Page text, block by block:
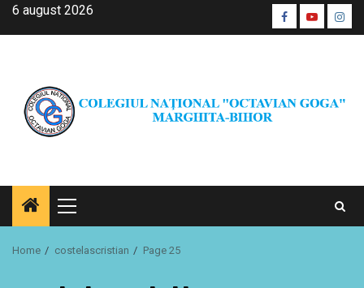
Skip6 august 2026 Facebook
Youtube
CŞE
Primary
Menu
Home costelascristian Page 25